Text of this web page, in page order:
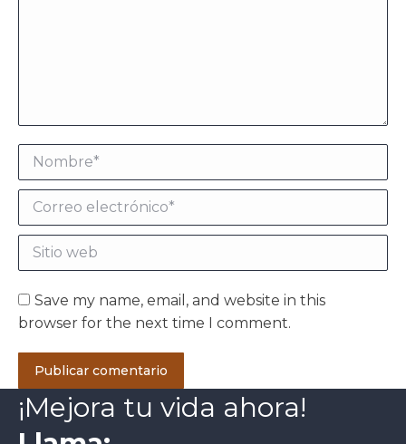
Nombre *
Correo electrónico *
Sitio web
Save my name, email, and website in this
browser for the next time I comment.
Publicar comentario
¡Mejora tu vida ahora!